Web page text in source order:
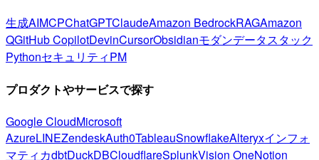
生成AIMCPChatGPTClaudeAmazon BedrockRAGAmazon
QGitHub CopilotDevinCursorObsidianモダンデータスタック
PythonセキュリティPM
プロダクトやサービスで探す
Google CloudMicrosoft
AzureLINEZendeskAuth0TableauSnowflakeAlteryxインフォ
マティカdbtDuckDBCloudflareSplunkVision OneNotion